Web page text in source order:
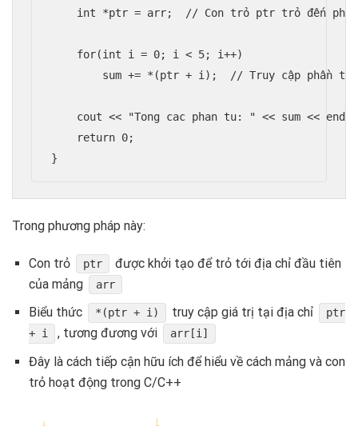
int *ptr = arr;  // Con trỏ ptr trỏ đến
    for(int i = 0; i < 5; i++)
sum += *(ptr + i);  // Truy cập phần tử
    cout << "Tong cac phan tu: " << sum << endl;
    return 0;
}
Trong phương pháp này:
Con trỏ ptr
được khởi tạo để trỏ tới địa chỉ đầu tiên
của mảng
arr
Biểu thức *(ptr + i) truy cập giá trị tại địa chỉ
ptr
+ i
, tương đương với arr[i]
Đây là cách tiếp cận hữu ích để hiểu về cách mảng và con
trỏ hoạt động trong C/C++